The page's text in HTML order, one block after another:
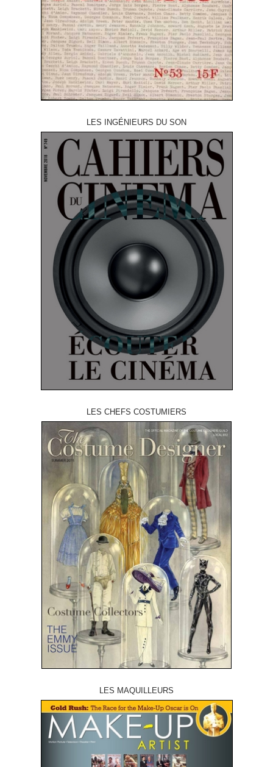
LES INGÉNIEURS DU SON
LES CHEFS COSTUMIERS
LES MAQUILLEURS